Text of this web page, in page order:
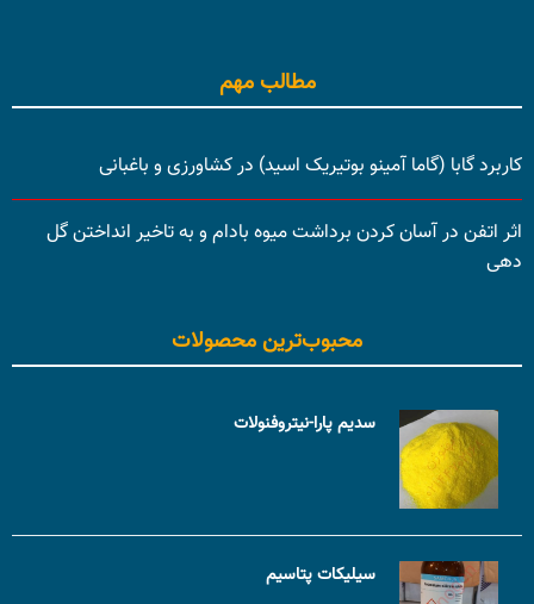
مطالب مهم
کاربرد گابا (گاما آمینو بوتیریک اسید) در کشاورزی و باغبانی
اثر اتفن در آسان کردن برداشت میوه بادام و به تاخیر انداختن گل
دهی
محبوب‌ترین محصولات
سدیم پارا-نیتروفنولات
سیلیکات پتاسیم